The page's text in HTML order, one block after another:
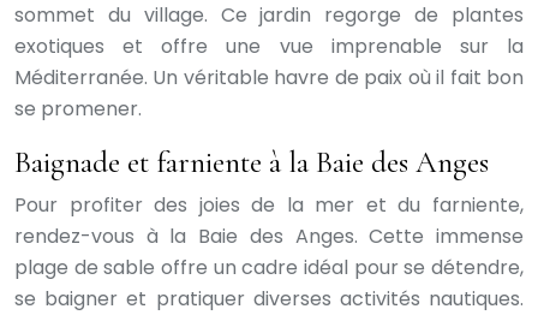
sommet du village. Ce jardin regorge de plantes
exotiques et offre une vue imprenable sur la
Méditerranée. Un véritable havre de paix où il fait bon
se promener.
Baignade et farniente à la Baie des Anges
Pour profiter des joies de la mer et du farniente,
rendez-vous à la Baie des Anges. Cette immense
plage de sable offre un cadre idéal pour se détendre,
se baigner et pratiquer diverses activités nautiques.